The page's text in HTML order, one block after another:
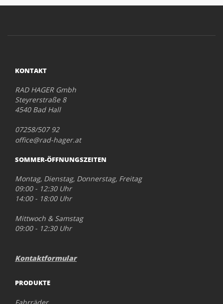
KONTAKT
RAD HAGER Gmbh
Steyrerstraße 8
4540 Bad Hall
07258/507 92
office@rad-hager.at
SOMMER-ÖFFNUNGSZEITEN
Montag, Dienstag, Donnerstag, Freitag
09:00 - 12:30 Uhr
14:00 - 18:00 Uhr
Mittwoch & Samstag
09:00 - 12:30 Uhr
Kontaktformular
PRODUKTE